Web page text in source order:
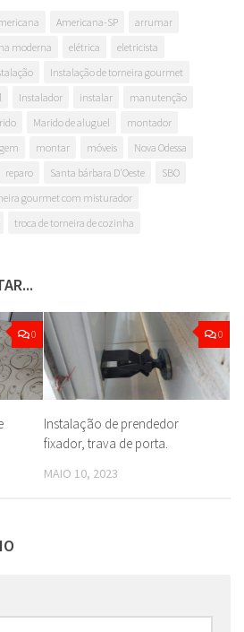
Americana-SP
arrumar
moderna elétrica
eletricista
Instalação de torneira gourmet
Instalador instalar
manutenção
Marido de aluguel
montador
montar móveis
Nova Odessa
reparo Santa bárbara D'Oeste
SBO
gourmet com misturador
troca de torneira de cozinha
0 0
Instalação de prendedor
fixador, trava de porta.
MAIO 10, 2023